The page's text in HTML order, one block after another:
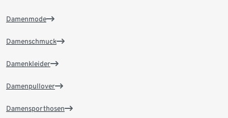
Damenmode
Damenschmuck
Damenkleider
Damenpullover
Damensporthosen